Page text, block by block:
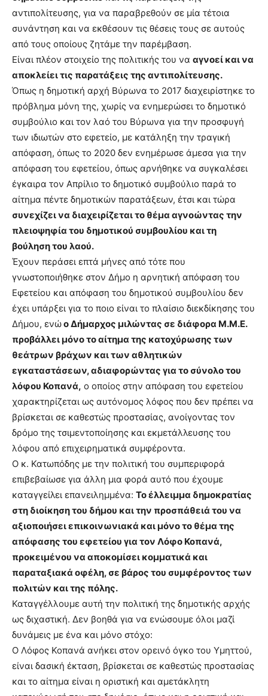
αντιπολίτευσης, για να παραβρεθούν σε μία τέτοια
συνάντηση και να εκθέσουν τις θέσεις τους σε αυτούς
από τους οποίους ζητάμε την παρέμβαση.
Είναι πλέον στοιχείο της πολιτικής του να αγνοεί και να
αποκλείει τις παρατάξεις της αντιπολίτευσης.
Όπως η δημοτική αρχή Βύρωνα το 2017 διαχειρίστηκε το
πρόβλημα μόνη της, χωρίς να ενημερώσει το δημοτικό
συμβούλιο και τον λαό του Βύρωνα για την προσφυγή
των ιδιωτών στο εφετείο, με κατάληξη την τραγική
απόφαση, όπως το 2020 δεν ενημέρωσε άμεσα για την
απόφαση του εφετείου, όπως αρνήθηκε να συγκαλέσει
έγκαιρα τον Απρίλιο το δημοτικό συμβούλιο παρά το
αίτημα πέντε δημοτικών παρατάξεων, έτσι και τώρα
συνεχίζει να διαχειρίζεται το θέμα αγνοώντας την
πλειοψηφία του δημοτικού συμβουλίου και τη
βούληση του λαού.
Έχουν περάσει επτά μήνες από τότε που
γνωστοποιήθηκε στον Δήμο η αρνητική απόφαση του
Εφετείου και απόφαση του δημοτικού συμβουλίου δεν
έχει υπάρξει για το ποιο είναι το πλαίσιο διεκδίκησης του
Δήμου, ενώο Δήμαρχος μιλώντας σε διάφορα Μ.Μ.Ε.
προβάλλει μόνο το αίτημα της κατοχύρωσης των
θεάτρων βράχων και των αθλητικών
εγκαταστάσεων, αδιαφορώντας για το σύνολο του
λόφου Κοπανά, ο οποίος στην απόφαση του εφετείου
χαρακτηρίζεται ως αυτόνομος λόφος που δεν πρέπει να
βρίσκεται σε καθεστώς προστασίας, ανοίγοντας τον
δρόμο της τσιμεντοποίησης και εκμετάλλευσης του
λόφου από επιχειρηματικά συμφέροντα.
Ο κ. Κατωπόδης με την πολιτική του συμπεριφορά
επιβεβαίωσε για άλλη μια φορά αυτό που έχουμε
καταγγείλει επανειλημμένα: Το έλλειμμα δημοκρατίας
στη διοίκηση του δήμου και την προσπάθειά του να
αξιοποιήσει επικοινωνιακά και μόνο το θέμα της
απόφασης του εφετείου για τον Λόφο Κοπανά,
προκειμένου να αποκομίσει κομματικά και
παραταξιακά οφέλη, σε βάρος του συμφέροντος των
πολιτών και της πόλης.
Καταγγέλλουμε αυτή την πολιτική της δημοτικής αρχής
ως διχαστική. Δεν βοηθά για να ενώσουμε όλοι μαζί
δυνάμεις με ένα και μόνο στόχο:
Ο Λόφος Κοπανά ανήκει στον ορεινό όγκο του Υμηττού,
είναι δασική έκταση, βρίσκεται σε καθεστώς προστασίας
και το αίτημα είναι η οριστική και αμετάκλητη